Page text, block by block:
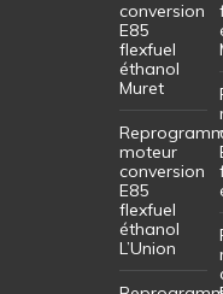
conversion
E85
flexfuel
éthanol
Muret
moteur
conversion
E85
flexfuel
éthanol
L’Union